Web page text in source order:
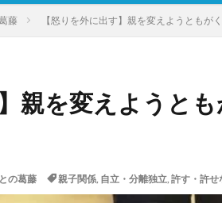
ションをお断りするケース
約について
ての方は必ずお読みください
あるご質問
イバシーポリシー・免責事項その他
藤 【怒りを外に出す】親を変えようともが
親を変えようと
の葛藤 親子関係, 自立・分離独立, 許す・許せ